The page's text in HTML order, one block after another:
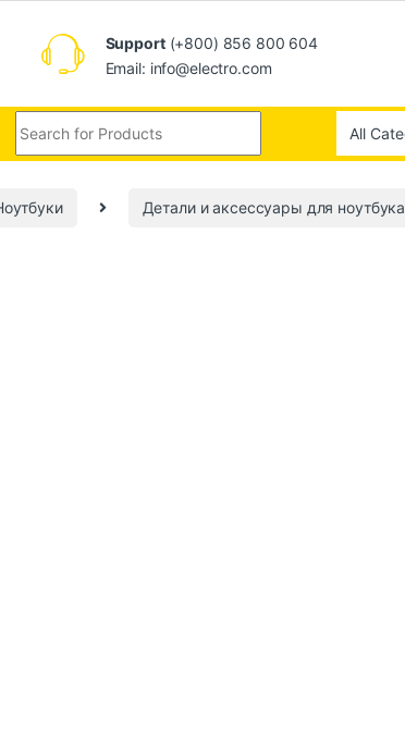
Support(+800) 856 800 604
Email: info@electro.com
Детали и аксессуары для ноутбука